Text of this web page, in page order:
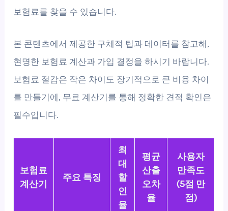
보험료를 찾을 수 있습니다.
본 콘텐츠에서 제공한 구체적 팁과 데이터를 참고해,
현명한 보험료 계산과 가입 결정을 하시기 바랍니다.
보험료 절감은 작은 차이도 장기적으로 큰 비용 차이
를 만들기에, 무료 계산기를 통해 정확한 견적 확인은
필수입니다.
보험료
계산기
주요 특징
최
대
할
인
율
평균
산출
오차
율
사용자
만족도
(5점 만
점)